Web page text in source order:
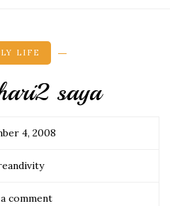
LIFE
saya
4, 2008
comment